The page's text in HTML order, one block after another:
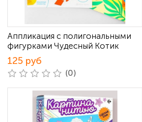
Аппликация с полигональными
фигурками Чудесный Котик
125 руб
(0)